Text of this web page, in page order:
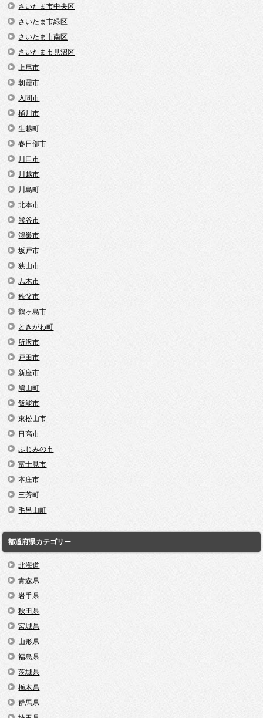
さいたま市中央区
さいたま市緑区
さいたま市南区
さいたま市見沼区
上尾市
朝霞市
入間市
桶川市
生越町
春日部市
川口市
川越市
川島町
北本市
熊谷市
鴻巣市
坂戸市
狭山市
志木市
秩父市
鶴ヶ島市
ときがわ町
所沢市
戸田市
新座市
鳩山町
飯能市
東松山市
日高市
ふじみの市
富士見市
本庄市
三芳町
毛呂山町
都道府県カテゴリー
北海道
青森県
岩手県
秋田県
宮城県
山形県
福島県
茨城県
栃木県
群馬県